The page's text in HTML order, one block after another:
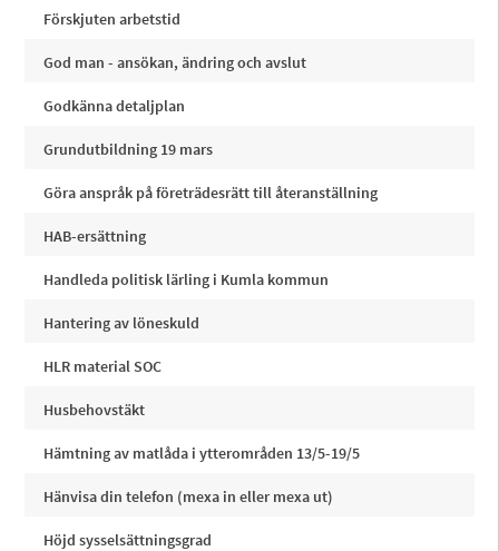
Förskjuten arbetstid
God man - ansökan, ändring och avslut
Godkänna detaljplan
Grundutbildning 19 mars
Göra anspråk på företrädesrätt till återanställning
HAB-ersättning
Handleda politisk lärling i Kumla kommun
Hantering av löneskuld
HLR material SOC
Husbehovstäkt
Hämtning av matlåda i ytterområden 13/5-19/5
Hänvisa din telefon (mexa in eller mexa ut)
Höjd sysselsättningsgrad